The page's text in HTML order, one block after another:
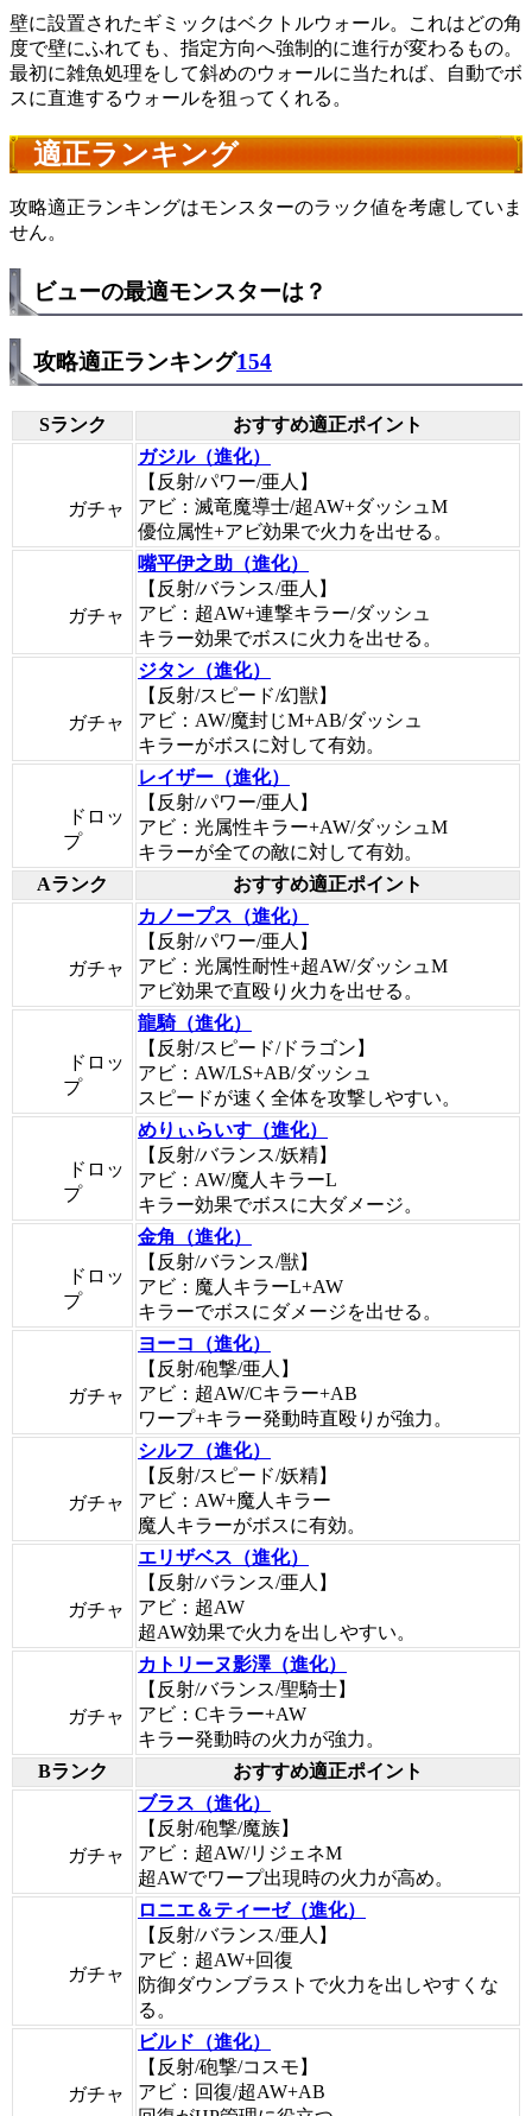
壁に設置されたギミックはベクトルウォール。これはどの角
度で壁にふれても、指定方向へ強制的に進行が変わるもの。
最初に雑魚処理をして斜めのウォールに当たれば、自動でボ
スに直進するウォールを狙ってくれる。
適正ランキング
攻略適正ランキングはモンスターのラック値を考慮していま
せん。
ビューの最適モンスターは？
攻略適正ランキング154
Sランク おすすめ適正ポイント
ガチャ
ガジル（進化）
【反射/パワー/亜人】
アビ：滅竜魔導士/超AW+ダッシュM
優位属性+アビ効果で火力を出せる。
ガチャ
嘴平伊之助（進化）
【反射/バランス/亜人】
アビ：超AW+連撃キラー/ダッシュ
キラー効果でボスに火力を出せる。
ガチャ
ジタン（進化）
【反射/スピード/幻獣】
アビ：AW/魔封じM+AB/ダッシュ
キラーがボスに対して有効。
ドロッ
プ
レイザー（進化）
【反射/パワー/亜人】
アビ：光属性キラー+AW/ダッシュM
キラーが全ての敵に対して有効。
Aランク
おすすめ適正ポイント
ガチャ
カノープス（進化）
【反射/パワー/亜人】
アビ：光属性耐性+超AW/ダッシュM
アビ効果で直殴り火力を出せる。
ドロッ
プ
龍騎（進化）
【反射/スピード/ドラゴン】
アビ：AW/LS+AB/ダッシュ
スピードが速く全体を攻撃しやすい。
ドロッ
プ
めりぃらいす（進化）
【反射/バランス/妖精】
アビ：AW/魔人キラーL
キラー効果でボスに大ダメージ。
ドロッ
プ
金角（進化）
【反射/バランス/獣】
アビ：魔人キラーL+AW
キラーでボスにダメージを出せる。
ガチャ
ヨーコ（進化）
【反射/砲撃/亜人】
アビ：超AW/Cキラー+AB
ワープ+キラー発動時直殴りが強力。
ガチャ
シルフ（進化）
【反射/スピード/妖精】
アビ：AW+魔人キラー
魔人キラーがボスに有効。
ガチャ
エリザベス（進化）
【反射/バランス/亜人】
アビ：超AW
超AW効果で火力を出しやすい。
ガチャ
カトリーヌ影澤（進化）
【反射/バランス/聖騎士】
アビ：Cキラー+AW
キラー発動時の火力が強力。
Bランク
おすすめ適正ポイント
ガチャ
ブラス（進化）
【反射/砲撃/魔族】
アビ：超AW/リジェネM
超AWでワープ出現時の火力が高め。
ガチャ
ロニエ＆ティーゼ（進化）
【反射/バランス/亜人】
アビ：超AW+回復
防御ダウンブラストで火力を出しやすくな
る。
ガチャ
ビルド（進化）
【反射/砲撃/コスモ】
アビ：回復/超AW+AB